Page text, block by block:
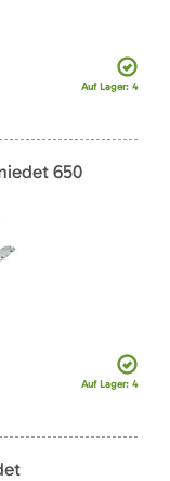
Auf Lager: 4
650
Auf Lager: 4